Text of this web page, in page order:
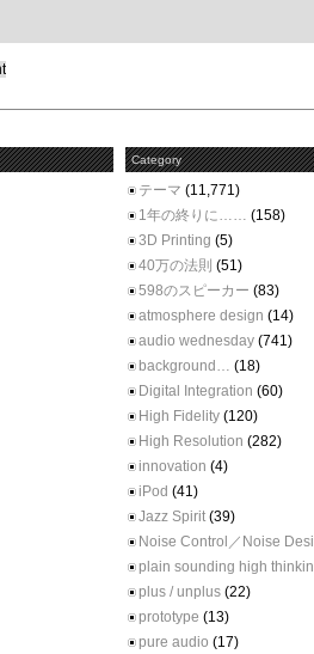
Category
テーマ (11,771)
1年の終りに…… (158)
3D Printing (5)
40万の法則 (51)
598のスピーカー (83)
atmosphere design (14)
audio wednesday (741)
background… (18)
Digital Integration (60)
High Fidelity (120)
High Resolution (282)
innovation (4)
iPod (41)
Jazz Spirit (39)
Noise Control／Noise
plain sounding high
plus / unplus (22)
prototype (13)
pure audio (17)